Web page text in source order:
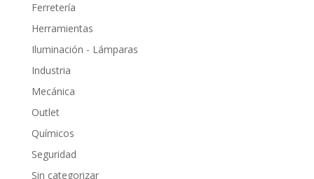
Ferretería
Herramientas
Iluminación - Lámparas
Industria
Mecánica
Outlet
Químicos
Seguridad
Sin categorizar